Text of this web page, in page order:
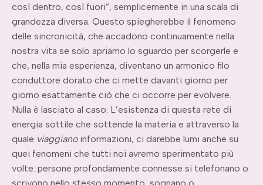
così dentro, così fuori”, semplicemente in una scala di
grandezza diversa. Questo spiegherebbe il fenomeno
delle sincronicità, che accadono continuamente nella
nostra vita se solo apriamo lo sguardo per scorgerle e
che, nella mia esperienza, diventano un armonico filo
conduttore dorato che ci mette davanti giorno per
giorno esattamente ciò che ci occorre per evolvere.
Nulla è lasciato al caso. L’esistenza di questa rete di
energia sottile che sottende la materia e attraverso la
quale viaggianoinformazioni, ci darebbe lumi anche su
quei fenomeni che tutti noi avremo sperimentato più
volte: persone profondamente connesse si telefonano o
scrivono nello stesso momento, sognano o